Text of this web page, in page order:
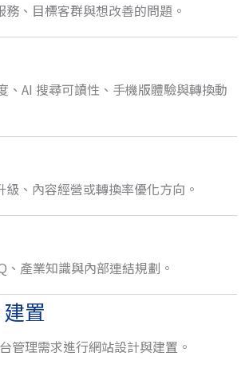
、目標客群與想改善的問題。
、AI 搜尋可讀性、手機版體驗與轉換動
、內容經營或轉換率優化方向。
產業知識與內部連結規劃。
置
管理需求進行網站設計與建置。